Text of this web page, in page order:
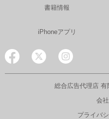
書籍情報
iPhoneアプリ
総合広告代理店 有
会
プライバ